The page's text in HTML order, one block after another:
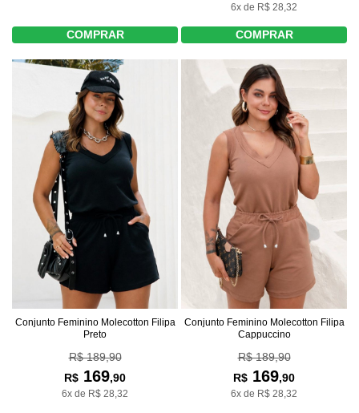
COMPRAR
6x de R$ 28,32
COMPRAR
Conjunto Feminino Molecotton Filipa
Preto
R$ 189,90
R$ 169,90
6x de R$ 28,32
Conjunto Feminino Molecotton Filipa
Cappuccino
R$ 189,90
R$ 169,90
6x de R$ 28,32